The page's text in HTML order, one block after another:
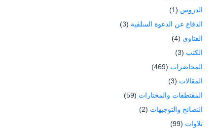
الدروس (1)
الدفاع عن الدعوة السلفية (3)
الفتاوى (4)
الكتب (3)
المحاضرات (469)
المقالات (3)
المقتطفات والمختارات (59)
النصائح والتوجيهات (2)
تلاوات (99)